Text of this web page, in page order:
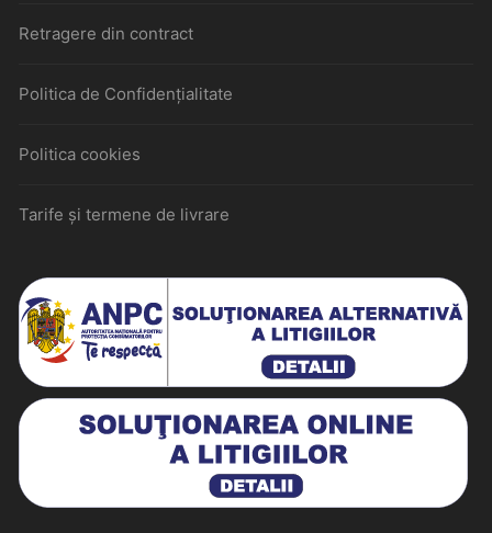
Retragere din contract
Politica de Confidențialitate
Politica cookies
Tarife și termene de livrare